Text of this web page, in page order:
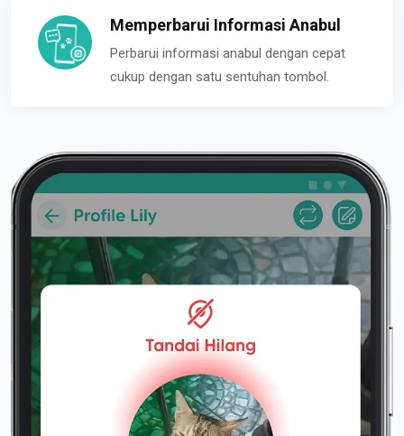
Memperbarui Informasi Anabul
Perbarui informasi anabul dengan cepat
cukup dengan satu sentuhan tombol.